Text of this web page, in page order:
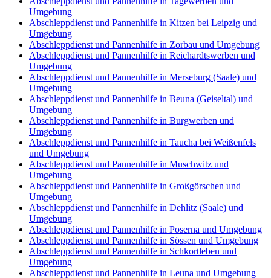
Umgebung
Abschleppdienst und Pannenhilfe in Kitzen bei Leipzig und
Umgebung
Abschleppdienst und Pannenhilfe in Zorbau und Umgebung
Abschleppdienst und Pannenhilfe in Reichardtswerben und
Umgebung
Abschleppdienst und Pannenhilfe in Merseburg (Saale) und
Umgebung
Abschleppdienst und Pannenhilfe in Beuna (Geiseltal) und
Umgebung
Abschleppdienst und Pannenhilfe in Burgwerben und
Umgebung
Abschleppdienst und Pannenhilfe in Taucha bei Weißenfels
und Umgebung
Abschleppdienst und Pannenhilfe in Muschwitz und
Umgebung
Abschleppdienst und Pannenhilfe in Großgörschen und
Umgebung
Abschleppdienst und Pannenhilfe in Dehlitz (Saale) und
Umgebung
Abschleppdienst und Pannenhilfe in Poserna und Umgebung
Abschleppdienst und Pannenhilfe in Sössen und Umgebung
Abschleppdienst und Pannenhilfe in Schkortleben und
Umgebung
Abschleppdienst und Pannenhilfe in Leuna und Umgebung